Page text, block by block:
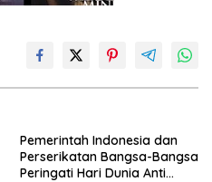
Pemerintah Indonesia dan
Perserikatan Bangsa-Bangsa
Peringati Hari Dunia Anti